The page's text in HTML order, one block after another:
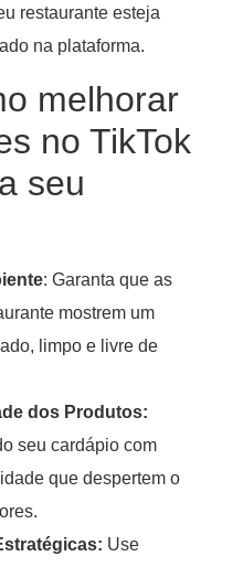
restaurante esteja
na plataforma.
melhorar
no TikTok
seu
: Garanta que as
mostrem um
limpo e livre de
dos Produtos:
seu cardápio com
que despertem o
Use